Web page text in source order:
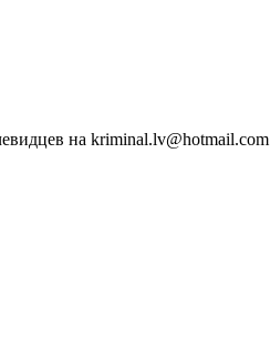
на kriminal.lv@hotmail.com